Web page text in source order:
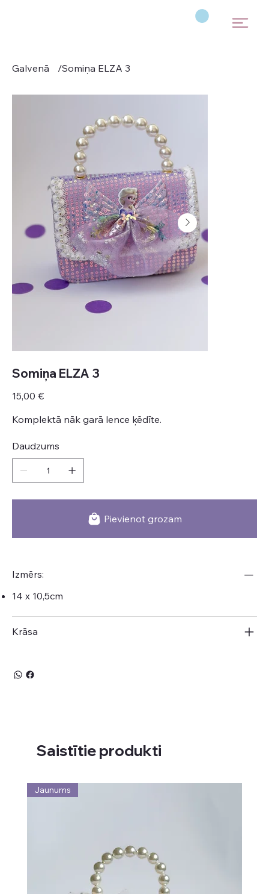
Galvenā /Somiņa ELZA 3
Somiņa ELZA 3
15,00 €
Komplektā nāk garā lence ķēdīte.
Daudzums
Pievienot grozam
Izmērs:
14 x 10,5cm
Krāsa
Saistītie produkti
Jaunums